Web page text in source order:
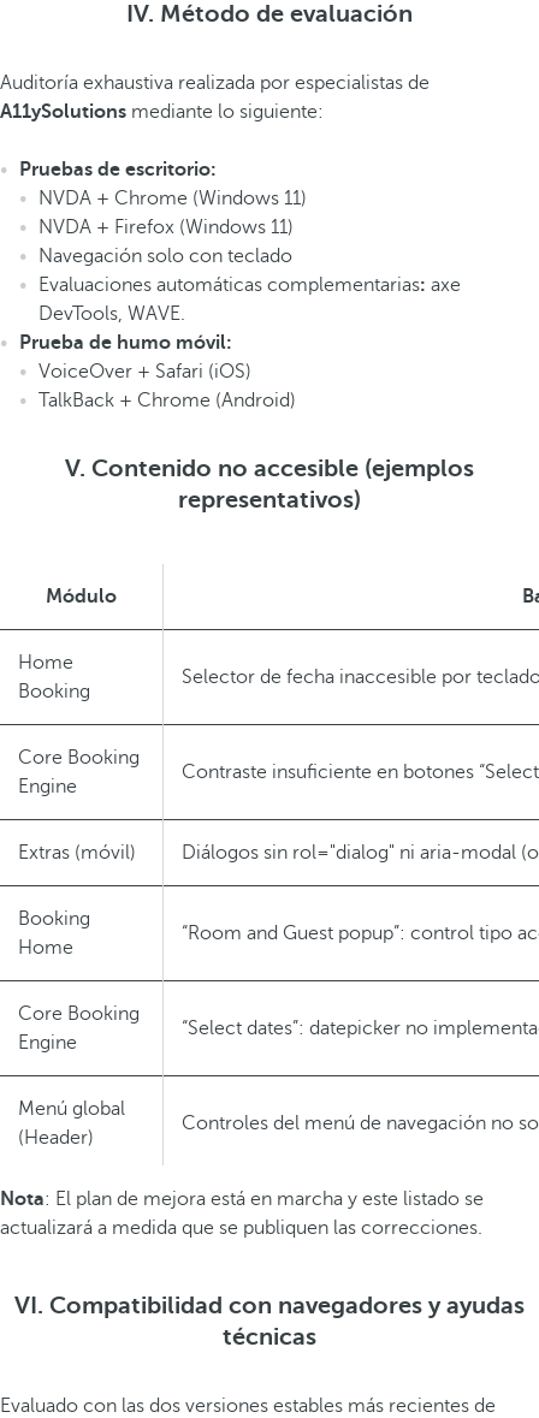
IV. Método de evaluación
Auditoría exhaustiva realizada por especialistas de
A11ySolutions mediante lo siguiente:
Pruebas de escritorio:
NVDA + Chrome (Windows 11)
NVDA + Firefox (Windows 11)
Navegación solo con teclado
Evaluaciones automáticas complementarias: axe
DevTools, WAVE.
Prueba de humo móvil:
VoiceOver + Safari (iOS)
TalkBack + Chrome (Android)
V. Contenido no accesible (ejemplos
representativos)
Módulo
Home
Booking
Selector de fecha inaccesible por
Core Booking
Engine
Contraste insuficiente en botones
Extras (móvil) Diálogos sin rol="dialog" ni aria-modal
Booking
Home
“Room and Guest popup”: control tipo
Core Booking
Engine
“Select dates”: datepicker no
Menú global
(Header)
Controles del menú de navegación no
Menú global
(Header)
Texto blanco en la sección
Menú global
Con zoom al 200 %, contenido del
Login/Register Mensajes de error no anunciados por
Nota: El plan de mejora está en marcha y este listado se
actualizará a medida que se publiquen las correcciones.
VI. Compatibilidad con navegadores y ayudas
técnicas
Evaluado con las dos versiones estables más recientes de